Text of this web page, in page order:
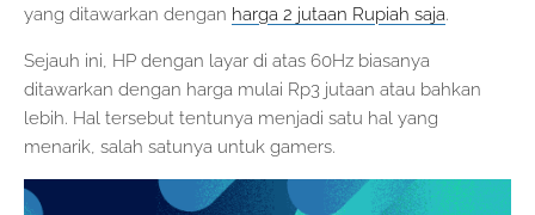
yang ditawarkan dengan harga 2 jutaan Rupiah saja.
Sejauh ini, HP dengan layar di atas 60Hz biasanya
ditawarkan dengan harga mulai Rp3 jutaan atau bahkan
lebih. Hal tersebut tentunya menjadi satu hal yang
menarik, salah satunya untuk gamers.